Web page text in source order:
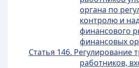
органа по
контролю и
финансового
финансовых
Статья 146. Регулирование
работников,